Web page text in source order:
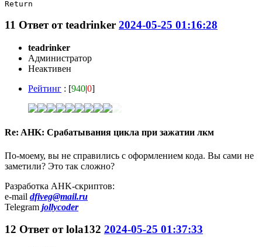
11 Ответ отteadrinker 2024-05-25 01:16:28
teadrinker
Администратор
Неактивен
Рейтинг : [940|0]
Re: AHK: Срабатывания цикла при зажатии лкм
По-моему, вы не справились с оформлением кода. Вы сами не
заметили? Это так сложно?
Разработка AHK-скриптов:
e-mail dfiveg@mail.ru
Telegram jollycoder
12 Ответ отlola132 2024-05-25 01:37:33